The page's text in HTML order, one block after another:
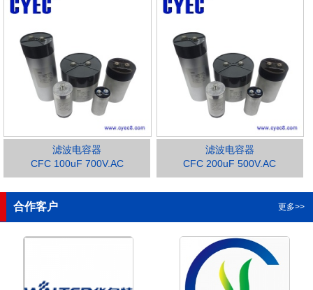
滤波电容器
CFC 100uF 700V.AC
滤波电容器
CFC 200uF 500V.AC
合作客户 更多>>